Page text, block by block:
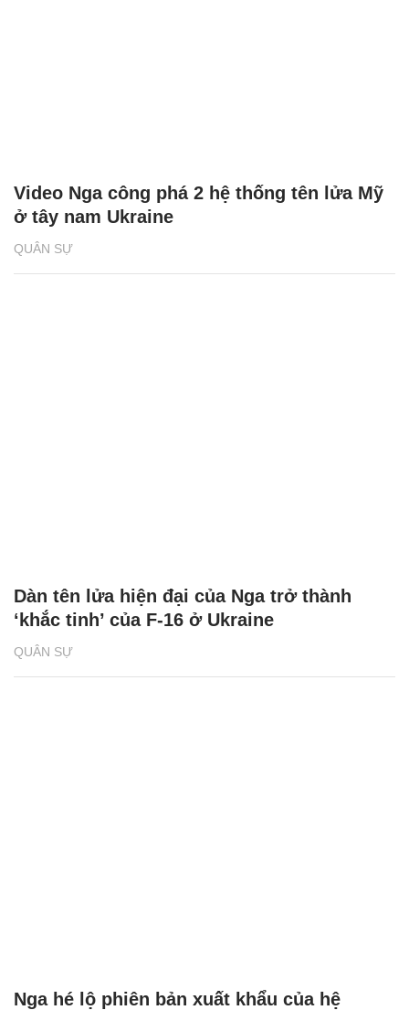
QUÂN SỰ
Video Nga công phá 2 hệ thống tên lửa Mỹ
ở tây nam Ukraine
QUÂN SỰ
Dàn tên lửa hiện đại của Nga trở thành
‘khắc tinh’ của F-16 ở Ukraine
Nga hé lộ phiên bản xuất khẩu của hệ